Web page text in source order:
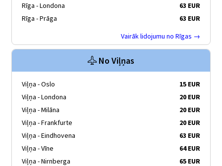
Rīga - Londona
63 EUR
Rīga - Prāga
63 EUR
Vairāk lidojumu no Rīgas →
No Viļņas
Viļņa - Oslo
15 EUR
Viļņa - Londona
20 EUR
Viļņa - Milāna
20 EUR
Viļņa - Frankfurte
20 EUR
Viļņa - Eindhovena
63 EUR
Viļņa - Vīne
64 EUR
Viļņa - Nirnberga
65 EUR